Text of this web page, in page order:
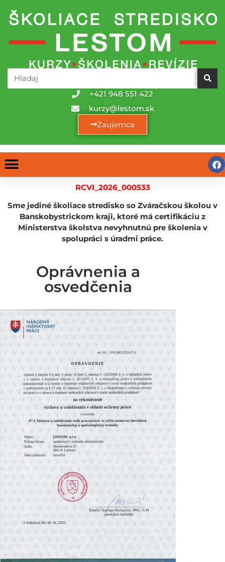
+421 948 551 422
kurzy@lestom.sk
Zaujemca
RCVI_2026_000533
Sme jediné školiace stredisko so Zváračskou školou v
Banskobystrickom kraji, ktoré má certifikáciu z
Ministerstva školstva nevyhnutnú pre školenia v
spolupráci s úradmi práce.
Oprávnenia a
osvedčenia